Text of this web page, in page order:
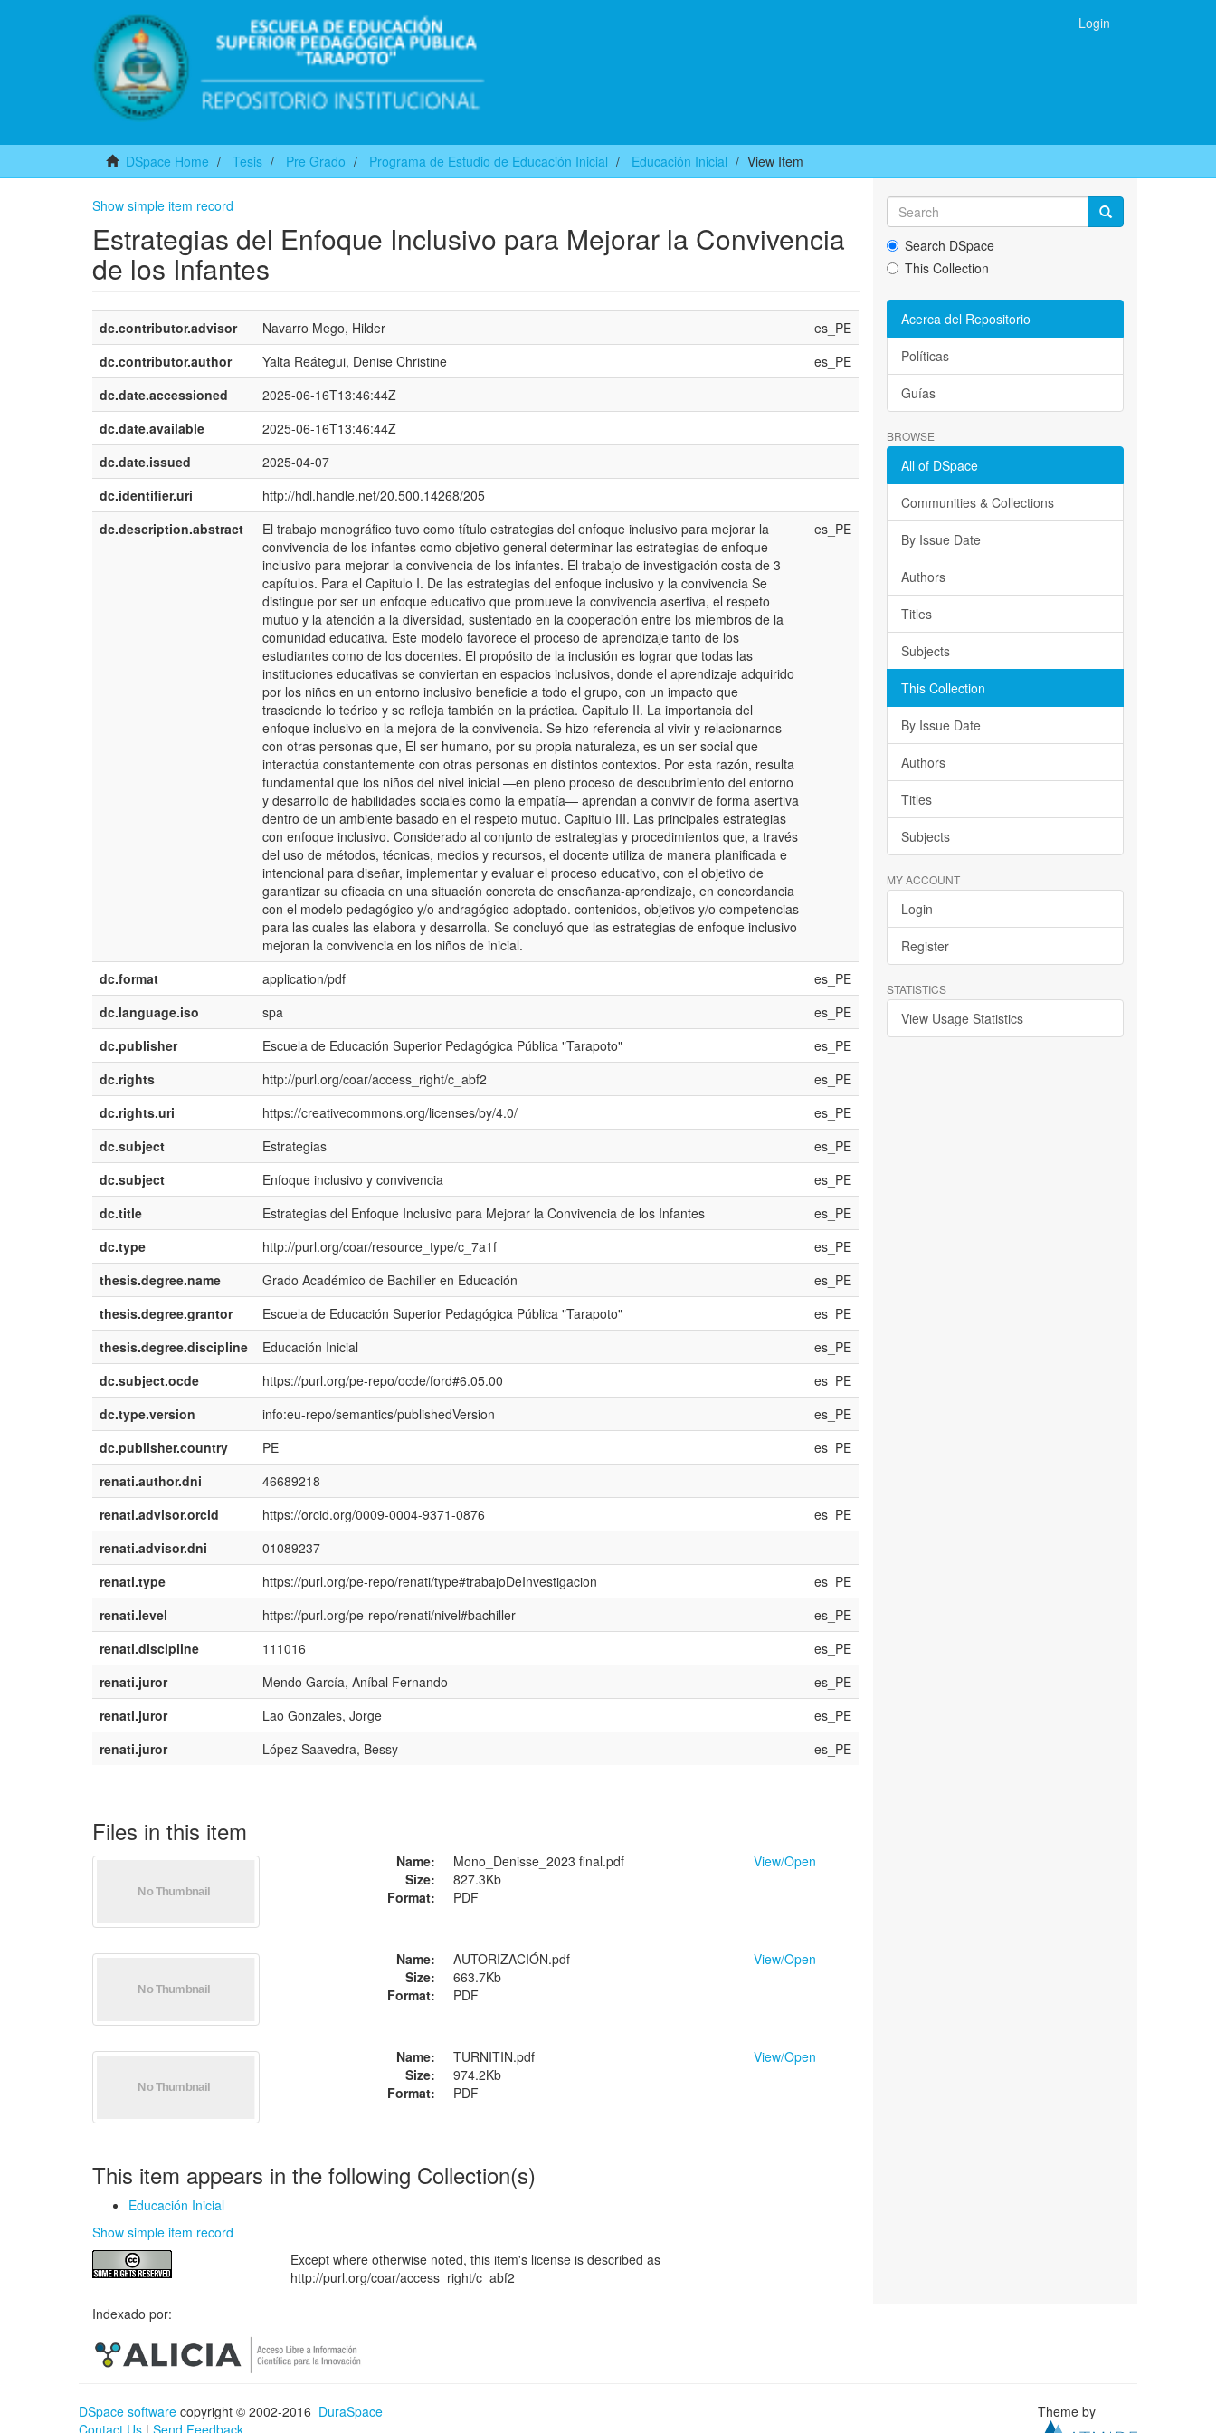
Login
DSpace Home Tesis Pre Grado Programa de Estudio de Educación Inicial Educación Inicial View Item
Show simple item record
Estrategias del Enfoque Inclusivo para Mejorar la Convivencia
de los Infantes
dc.contributor.advisor Navarro Mego, Hilder
es_PE
dc.contributor.author
Yalta Reátegui, Denise Christine
es_PE
dc.date.accessioned
2025-06-16T13:46:44Z
dc.date.available
2025-06-16T13:46:44Z
dc.date.issued
2025-04-07
dc.identifier.uri
http://hdl.handle.net/20.500.14268/205
dc.description.abstract
El trabajo monográfico tuvo como título estrategias del enfoque inclusivo para mejorar la
convivencia de los infantes como objetivo general determinar las estrategias de enfoque
inclusivo para mejorar la convivencia de los infantes. El trabajo de investigación costa de 3
capítulos. Para el Capitulo I. De las estrategias del enfoque inclusivo y la convivencia Se
distingue por ser un enfoque educativo que promueve la convivencia asertiva, el respeto
mutuo y la atención a la diversidad, sustentado en la cooperación entre los miembros de la
comunidad educativa. Este modelo favorece el proceso de aprendizaje tanto de los
estudiantes como de los docentes. El propósito de la inclusión es lograr que todas las
instituciones educativas se conviertan en espacios inclusivos, donde el aprendizaje adquirido
por los niños en un entorno inclusivo beneficie a todo el grupo, con un impacto que
trasciende lo teórico y se refleja también en la práctica. Capitulo II. La importancia del
enfoque inclusivo en la mejora de la convivencia. Se hizo referencia al vivir y relacionarnos
con otras personas que, El ser humano, por su propia naturaleza, es un ser social que
interactúa constantemente con otras personas en distintos contextos. Por esta razón, resulta
fundamental que los niños del nivel inicial —en pleno proceso de descubrimiento del entorno
y desarrollo de habilidades sociales como la empatía— aprendan a convivir de forma asertiva
dentro de un ambiente basado en el respeto mutuo. Capitulo III. Las principales estrategias
con enfoque inclusivo. Considerado al conjunto de estrategias y procedimientos que, a través
del uso de métodos, técnicas, medios y recursos, el docente utiliza de manera planificada e
intencional para diseñar, implementar y evaluar el proceso educativo, con el objetivo de
garantizar su eficacia en una situación concreta de enseñanza-aprendizaje, en concordancia
con el modelo pedagógico y/o andragógico adoptado. contenidos, objetivos y/o competencias
para las cuales las elabora y desarrolla. Se concluyó que las estrategias de enfoque inclusivo
mejoran la convivencia en los niños de inicial.
es_PE
dc.format application/pdf
es_PE
dc.language.iso
spa
es_PE
dc.publisher
Escuela de Educación Superior Pedagógica Pública "Tarapoto"
es_PE
dc.rights
http://purl.org/coar/access_right/c_abf2
es_PE
dc.rights.uri
https://creativecommons.org/licenses/by/4.0/
es_PE
dc.subject
Estrategias
es_PE
dc.subject
Enfoque inclusivo y convivencia
es_PE
dc.title
Estrategias del Enfoque Inclusivo para Mejorar la Convivencia de los Infantes
es_PE
dc.type
http://purl.org/coar/resource_type/c_7a1f
es_PE
thesis.degree.name
Grado Académico de Bachiller en Educación
es_PE
thesis.degree.grantor
Escuela de Educación Superior Pedagógica Pública "Tarapoto"
es_PE
thesis.degree.discipline
Educación Inicial
es_PE
dc.subject.ocde
https://purl.org/pe-repo/ocde/ford#6.05.00
es_PE
dc.type.version
info:eu-repo/semantics/publishedVersion
es_PE
dc.publisher.country
PE
es_PE
renati.author.dni
46689218
renati.advisor.orcid
https://orcid.org/0009-0004-9371-0876
es_PE
renati.advisor.dni
01089237
renati.type
https://purl.org/pe-repo/renati/type#trabajoDeInvestigacion
es_PE
renati.level
https://purl.org/pe-repo/renati/nivel#bachiller
es_PE
renati.discipline
111016
es_PE
renati.juror
Mendo García, Aníbal Fernando
es_PE
renati.juror
Lao Gonzales, Jorge
es_PE
renati.juror
López Saavedra, Bessy es_PE
Files in this item
Name:
Mono_Denisse_2023 final.pdf
Size:
827.3Kb
Format:
PDF
View/Open
Name:
AUTORIZACIÓN.pdf
Size:
663.7Kb
Format:
PDF
View/Open
Name:
TURNITIN.pdf
Size:
974.2Kb
Format:
PDF
View/Open
This item appears in the following Collection(s)
Educación Inicial
Show simple item record
Except where otherwise noted, this item's license is described as
http://purl.org/coar/access_right/c_abf2
Search DSpace
This Collection
Acerca del Repositorio
Políticas
Guías
BROWSE
All of DSpace
Communities & Collections
By Issue Date
Authors
Titles
Subjects
This Collection
By Issue Date
Authors
Titles
Subjects
MY ACCOUNT
Login
Register
STATISTICS
View Usage Statistics
Indexado por:
DSpace software copyright © 2002-2016 DuraSpace
Theme by